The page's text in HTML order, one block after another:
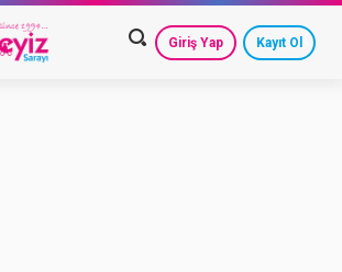
Giriş Yap Kayıt Ol